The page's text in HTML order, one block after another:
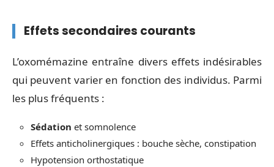
Effets secondaires courants
L’oxomémazine entraîne divers effets indésirables
qui peuvent varier en fonction des individus. Parmi
les plus fréquents :
Sédation et somnolence
Effets anticholinergiques : bouche sèche, constipation
Hypotension orthostatique